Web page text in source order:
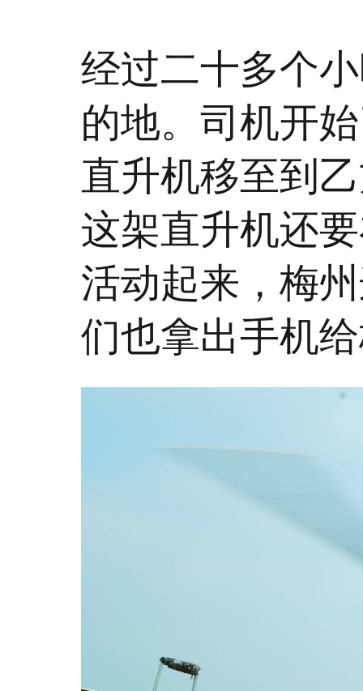
经过二十多个
的地。司机开
直升机移至到
这架直升机还
活动起来，梅
们也拿出手机